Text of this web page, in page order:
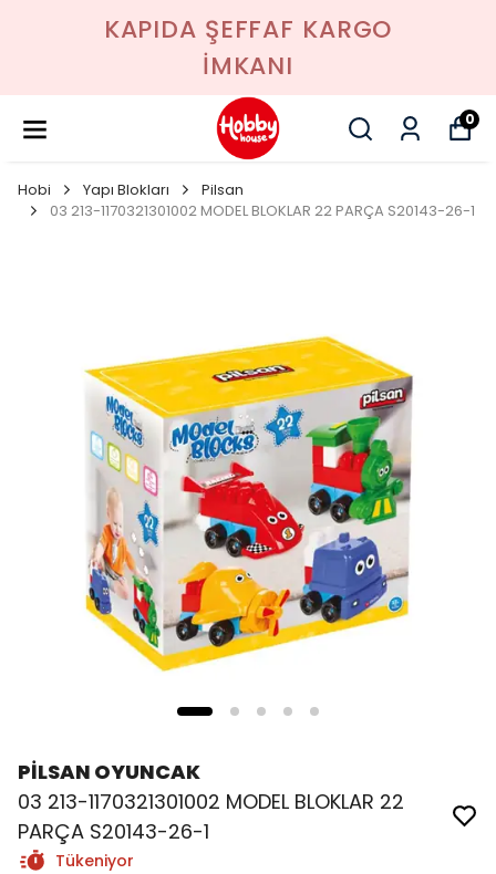
KAPIDA ŞEFFAF KARGO
İMKANI
0
Hobi Yapı Blokları
Pilsan
03 213-1170321301002 MODEL BLOKLAR 22 PARÇA S20143-26-1
PİLSAN OYUNCAK
03 213-1170321301002 MODEL BLOKLAR 22
PARÇA S20143-26-1
Tükeniyor